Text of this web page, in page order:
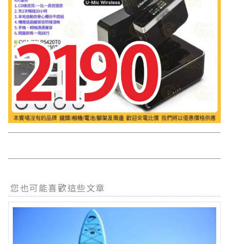
您也可能喜歡這些文章